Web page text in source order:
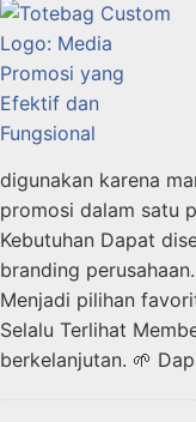
digunakan karena
promosi dalam satu
Kebutuhan Dapat
branding
Menjadi pilihan
Selalu Terlihat
berkelanjutan. 🌱